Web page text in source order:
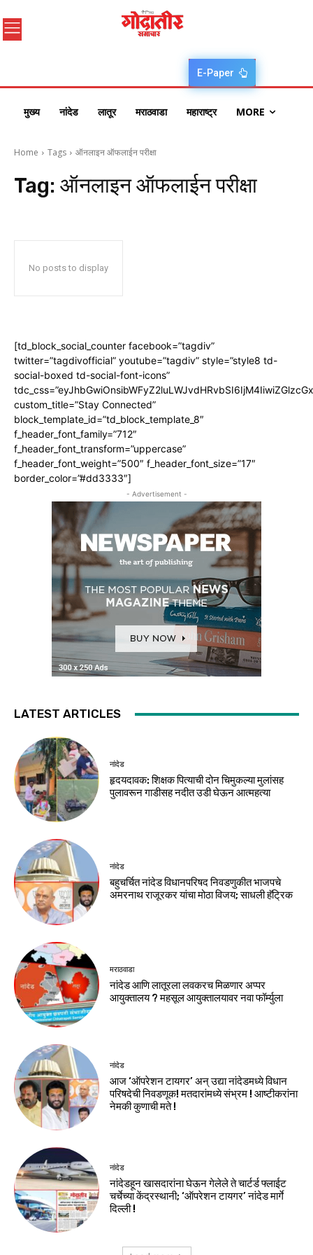
E-Paper
मुख्य नांदेड लातूर मराठवाडा महाराष्ट्र MORE
Home Tags ऑनलाइन ऑफलाईन परीक्षा
Tag: ऑनलाइन ऑफलाईन परीक्षा
No posts to display
[td_block_social_counter facebook=”tagdiv”
twitter=”tagdivofficial” youtube=”tagdiv” style=”style8 td-
social-boxed td-social-font-icons”
custom_title=”Stay Connected”
block_template_id=”td_block_template_8″
f_header_font_family=”712″
f_header_font_transform=”uppercase”
f_header_font_weight=”500″ f_header_font_size=”17″
border_color=”#dd3333″]
- Advertisement -
LATEST ARTICLES
नांदेड
हृदयदावक: शिक्षक पित्याची दोन चिमुकल्या मुलांसह
पुलावरून गाडीसह नदीत उडी घेऊन आत्महत्या
नांदेड
बहुचर्चित नांदेड विधानपरिषद निवडणुकीत भाजपचे
अमरनाथ राजूरकर यांचा मोठा विजय; साधली हॅट्रिक
मराठवाडा
नांदेड आणि लातूरला लवकरच मिळणार अप्पर
आयुक्तालय ? महसूल आयुक्तालयावर नवा फॉर्म्युला
नांदेड
आज ‘ऑपरेशन टायगर’ अन् उद्या नांदेडमध्ये विधान
परिषदेची निवडणूक! मतदारांमध्ये संभ्रम ! आष्टीकरांना
नेमकी कुणाची मते !
नांदेड
नांदेडहून खासदारांना घेऊन गेलेले ते चार्टर्ड फ्लाईट
चर्चेच्या केंद्रस्थानी; ‘ऑपरेशन टायगर’ नांदेड मार्गे
दिल्ली !